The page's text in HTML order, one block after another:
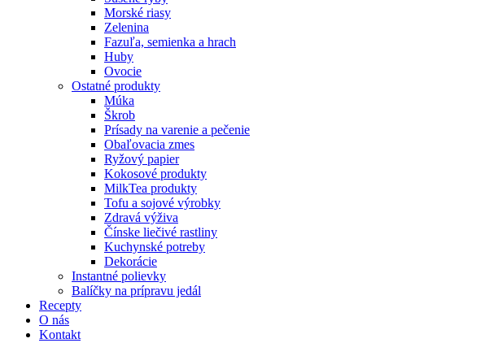
Morské riasy
Zelenina
Fazuľa, semienka a hrach
Huby
Ovocie
Ostatné produkty
Múka
Škrob
Prísady na varenie a pečenie
Obaľovacia zmes
Ryžový papier
Kokosové produkty
MilkTea produkty
Tofu a sojové výrobky
Zdravá výživa
Čínske liečivé rastliny
Kuchynské potreby
Dekorácie
Instantné polievky
Balíčky na prípravu jedál
Recepty
O nás
Kontakt